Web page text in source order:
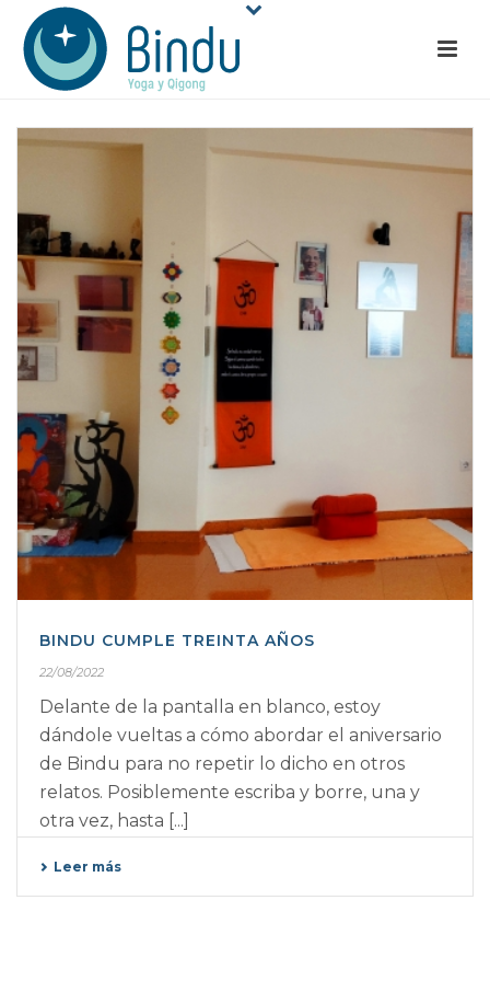
BINDU CUMPLE TREINTA AÑOS
22/08/2022
Delante de la pantalla en blanco, estoy
dándole vueltas a cómo abordar el aniversario
de Bindu para no repetir lo dicho en otros
relatos. Posiblemente escriba y borre, una y
otra vez, hasta [...]
Leer más